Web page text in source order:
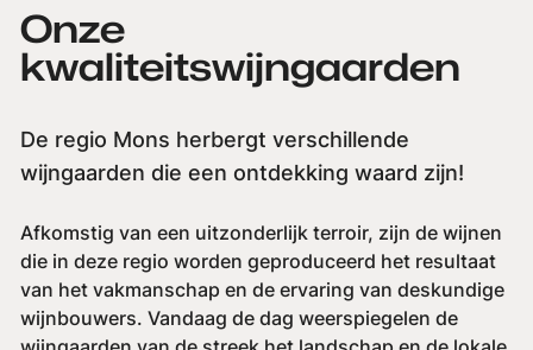
Onze
kwaliteitswijngaarden
De regio Mons herbergt verschillende
wijngaarden die een ontdekking waard zijn!
Afkomstig van een uitzonderlijk terroir, zijn de wijnen
die in deze regio worden geproduceerd het resultaat
van het vakmanschap en de ervaring van deskundige
wijnbouwers. Vandaag de dag weerspiegelen de